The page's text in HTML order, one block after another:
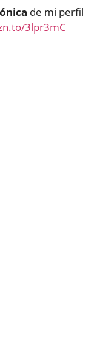
de mi perfil
3lpr3mC